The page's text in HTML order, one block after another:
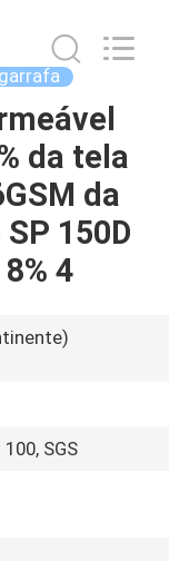
da tela
da
150D
4
SGS